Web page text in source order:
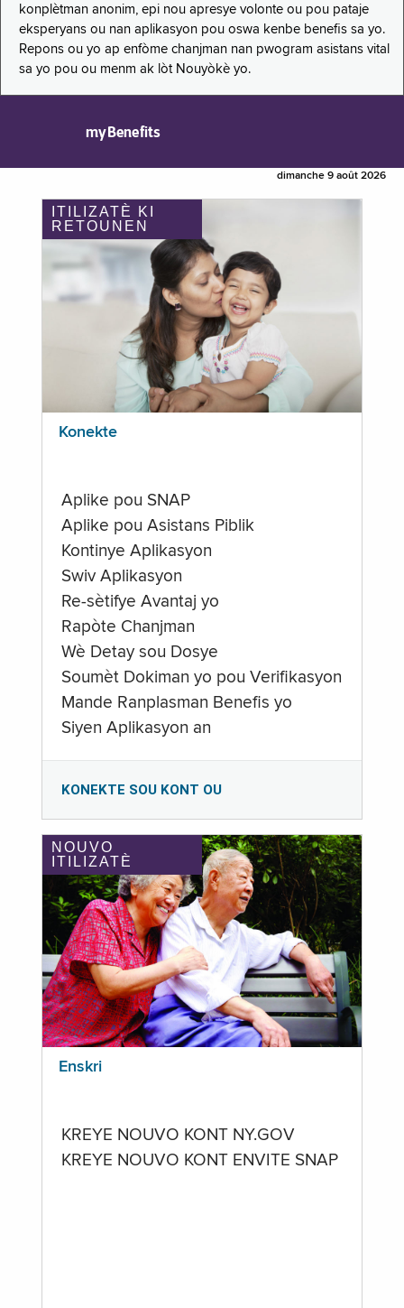
konplètman anonim, epi nou apresye volonte ou pou pataje
eksperyans ou nan aplikasyon pou oswa kenbe benefis sa yo.
Repons ou yo ap enfòme chanjman nan pwogram asistans vital
sa yo pou ou menm ak lòt Nouyòkè yo.
myBenefits
dimanche 9 août 2026
ITILIZATÈ KI
RETOUNEN
Konekte
Aplike pou SNAP
Aplike pou Asistans Piblik
Kontinye Aplikasyon
Swiv Aplikasyon
Re-sètifye Avantaj yo
Rapòte Chanjman
Wè Detay sou Dosye
Soumèt Dokiman yo pou Verifikasyon
Mande Ranplasman Benefis yo
Siyen Aplikasyon an
KONEKTE SOU KONT OU
NOUVO
ITILIZATÈ
Enskri
KREYE NOUVO KONT NY.GOV
KREYE NOUVO KONT ENVITE SNAP